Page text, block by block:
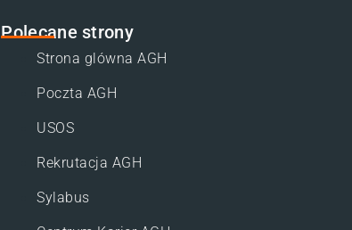
Polecane strony
Strona glówna AGH
Poczta AGH
USOS
Rekrutacja AGH
Sylabus